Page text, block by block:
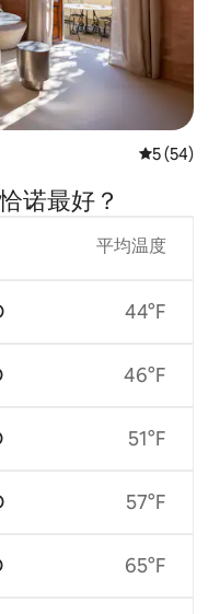
平均评分
5 (54)
诺最好？
平均温度
44°F
46°F
51°F
57°F
65°F